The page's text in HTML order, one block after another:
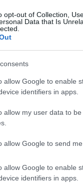
opt-out of Collection,
Data that Is
allow Google to enable
identifiers in apps.
allow my user data to
allow Google to send
allow Google to enable
identifiers in apps.
έχει
αλλά
είναι ένα